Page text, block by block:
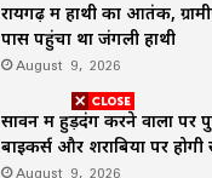
रायगढ़ में हाथी का आतंक,
पास पहुंचा था जंगली हाथी
August 9, 2026
सावन में हुड़दंग करने वालों पर
बाइकर्स और शराबियों पर होगी